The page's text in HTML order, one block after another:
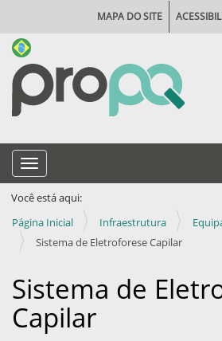
MAPA DO SITE
Toggle navigation
Você está aqui:
Página Inicial
Infraestrutura
Sistema de Eletroforese Capilar
Sistema de
Capilar